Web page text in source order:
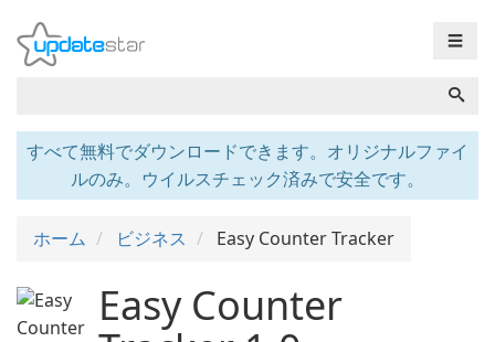
☰
すべて無料でダウンロードできます。オリジナルファイ
ルのみ。ウイルスチェック済みで安全です。
ホーム ビジネス Easy Counter Tracker
Easy Counter